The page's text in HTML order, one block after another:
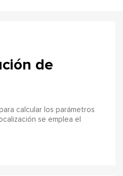
de
calcular los parámetros
se emplea el